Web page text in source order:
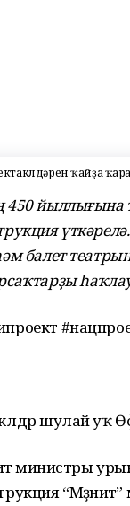
ҡайҙа
450 йыллығына
балет
шулай уҡ
министры